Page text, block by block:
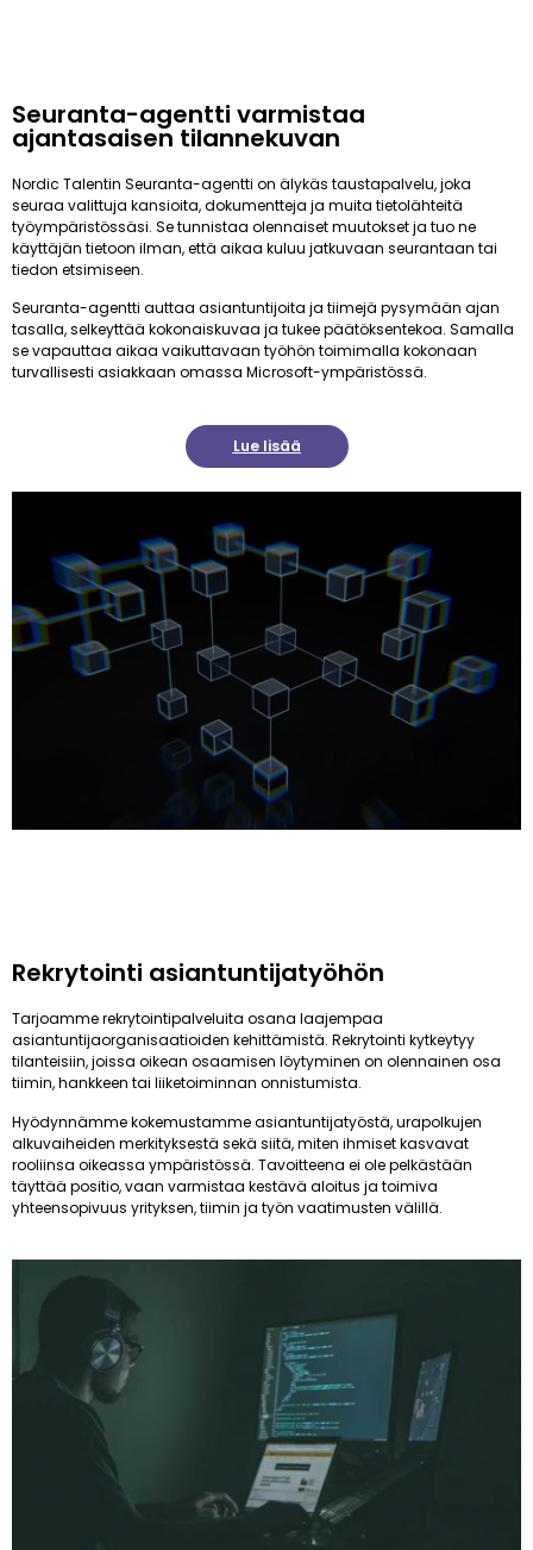
Seuranta-agentti varmistaa
ajantasaisen tilannekuvan
Nordic Talentin Seuranta-agentti on älykäs taustapalvelu, joka
seuraa valittuja kansioita, dokumentteja ja muita tietolähteitä
työympäristössäsi. Se tunnistaa olennaiset muutokset ja tuo ne
käyttäjän tietoon ilman, että aikaa kuluu jatkuvaan seurantaan tai
tiedon etsimiseen.
Seuranta-agentti auttaa asiantuntijoita ja tiimejä pysymään ajan
tasalla, selkeyttää kokonaiskuvaa ja tukee päätöksentekoa. Samalla
se vapauttaa aikaa vaikuttavaan työhön toimimalla kokonaan
turvallisesti asiakkaan omassa Microsoft-ympäristössä.
Lue lisää
Rekrytointi asiantuntijatyöhön
Tarjoamme rekrytointipalveluita osana laajempaa
asiantuntijaorganisaatioiden kehittämistä. Rekrytointi kytkeytyy
tilanteisiin, joissa oikean osaamisen löytyminen on olennainen osa
tiimin, hankkeen tai liiketoiminnan onnistumista.
Hyödynnämme kokemustamme asiantuntijatyöstä, urapolkujen
alkuvaiheiden merkityksestä sekä siitä, miten ihmiset kasvavat
rooliinsa oikeassa ympäristössä. Tavoitteena ei ole pelkästään
täyttää positio, vaan varmistaa kestävä aloitus ja toimiva
yhteensopivuus yrityksen, tiimin ja työn vaatimusten välillä.